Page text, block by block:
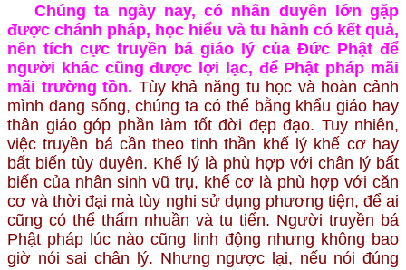
Chúng ta ngày nay, có nhân duyên lớn gặp
được chánh pháp, học hiểu và tu hành có kết quả,
nên tích cực truyền bá giáo lý của Đức Phật để
người khác cũng được lợi lạc, để Phật pháp mãi
mãi trường tồn. Tùy khả năng tu học và hoàn cảnh
mình đang sống, chúng ta có thể bằng khẩu giáo hay
thân giáo góp phần làm tốt đời đẹp đạo. Tuy nhiên,
việc truyền bá cần theo tinh thần khế lý khế cơ hay
bất biến tùy duyên. Khế lý là phù hợp với chân lý bất
biến của nhân sinh vũ trụ, khế cơ là phù hợp với căn
cơ và thời đại mà tùy nghi sử dụng phương tiện, để ai
cũng có thể thấm nhuần và tu tiến. Người truyền bá
Phật pháp lúc nào cũng linh động nhưng không bao
giờ nói sai chân lý. Nhưng ngược lại, nếu nói đúng